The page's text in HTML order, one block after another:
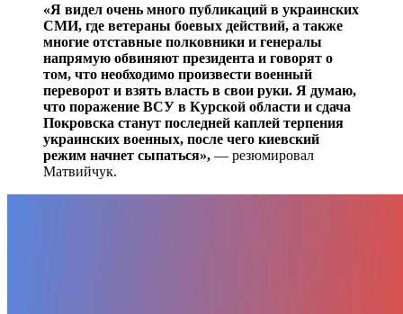
«Я видел очень много публикаций в украинских
СМИ, где ветераны боевых действий, а также
многие отставные полковники и генералы
напрямую обвиняют президента и говорят о
том, что необходимо произвести военный
переворот и взять власть в свои руки. Я думаю,
что поражение ВСУ в Курской области и сдача
Покровска станут последней каплей терпения
украинских военных, после чего киевский
режим начнет сыпаться», — резюмировал
Матвийчук.